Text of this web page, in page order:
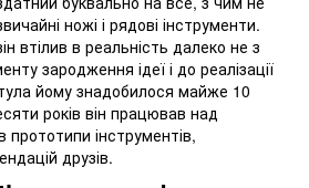
ножі і рядові інструменти.
втілив в реальність далеко не з
зародження ідеї і до реалізації
йому знадобилося майже 10
років він працював над
інструментів,
друзів.